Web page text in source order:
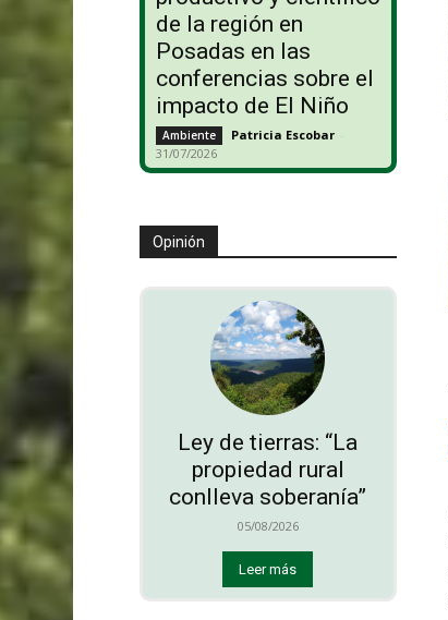
de la región en
Posadas en las
conferencias sobre el
impacto de El Niño
Ambiente Patricia Escobar -
31/07/2026
Opinión
Ley de tierras: “La
propiedad rural
conlleva soberanía”
05/08/2026
Leer más